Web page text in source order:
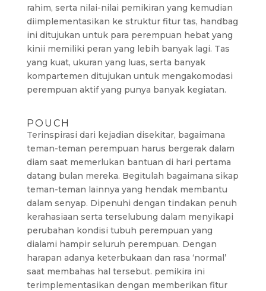
rahim, serta nilai-nilai pemikiran yang kemudian
diimplementasikan ke struktur fitur tas, handbag
ini ditujukan untuk para perempuan hebat yang
kinii memiliki peran yang lebih banyak lagi. Tas
yang kuat, ukuran yang luas, serta banyak
kompartemen ditujukan untuk mengakomodasi
perempuan aktif yang punya banyak kegiatan.
POUCH
Terinspirasi dari kejadian disekitar, bagaimana
teman-teman perempuan harus bergerak dalam
diam saat memerlukan bantuan di hari pertama
datang bulan mereka. Begitulah bagaimana sikap
teman-teman lainnya yang hendak membantu
dalam senyap. Dipenuhi dengan tindakan penuh
kerahasiaan serta terselubung dalam menyikapi
perubahan kondisi tubuh perempuan yang
dialami hampir seluruh perempuan. Dengan
harapan adanya keterbukaan dan rasa ‘normal’
saat membahas hal tersebut. pemikira ini
terimplementasikan dengan memberikan fitur